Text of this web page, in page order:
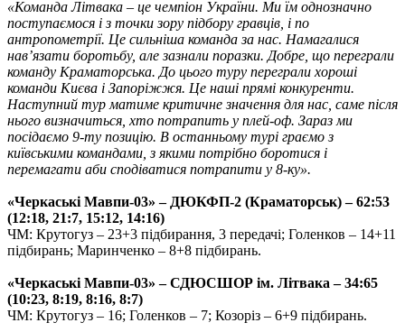
«Команда Літвака – це чемпіон України. Ми їм однозначно
поступаємося і з точки зору підбору гравців, і по
антропометрії. Це сильніша команда за нас. Намагалися
нав’язати боротьбу, але зазнали поразки. Добре, що переграли
команду Краматорська. До цього туру переграли хороші
команди Києва і Запоріжжя. Це наші прямі конкуренти.
Наступний тур матиме критичне значення для нас, саме після
нього визначиться, хто потрапить у плей-оф. Зараз ми
посідаємо 9-ту позицію. В останньому турі граємо з
київськими командами, з якими потрібно боротися і
перемагати аби сподіватися потрапити у 8-ку».
«Черкаські Мавпи-03» – ДЮКФП-2 (Краматорськ) – 62:53
(12:18, 21:7, 15:12, 14:16)
ЧМ: Крутогуз – 23+3 підбирання, 3 передачі; Голенков – 14+11
підбирань; Маринченко – 8+8 підбирань.
«Черкаські Мавпи-03» – СДЮСШОР ім. Літвака – 34:65
(10:23, 8:19, 8:16, 8:7)
ЧМ: Крутогуз – 16; Голенков – 7; Козоріз – 6+9 підбирань.